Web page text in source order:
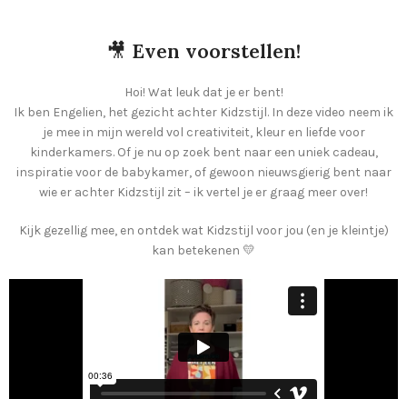
🎥 Even voorstellen!
Hoi! Wat leuk dat je er bent!
Ik ben Engelien, het gezicht achter Kidzstijl. In deze video neem ik
je mee in mijn wereld vol creativiteit, kleur en liefde voor
kinderkamers. Of je nu op zoek bent naar een uniek cadeau,
inspiratie voor de babykamer, of gewoon nieuwsgierig bent naar
wie er achter Kidzstijl zit – ik vertel je er graag meer over!
Kijk gezellig mee, en ontdek wat Kidzstijl voor jou (en je kleintje)
kan betekenen 💛